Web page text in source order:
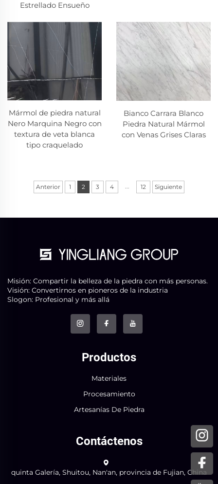
Estrellado Ensueño
Mármol de piedra natural
Nero Marquina Negro con
textura de veta blanca
tipo craquelado
Bianco Carrara Blanco
Piedra Natural Mármol
con Venas Grises Claras
Anterior 1 2 3 4 ... 12 Siguiente
Misión: Compartir la belleza de la piedra con más personas.
Visión: Convertirnos en pioneros de la industria
Slogon: Profesional y más allá
Productos
Materiales
Procesamiento
Artesanías De Piedra
Contáctenos
quinta Galería, Shuitou, Nan'an, provincia de Fujian, China